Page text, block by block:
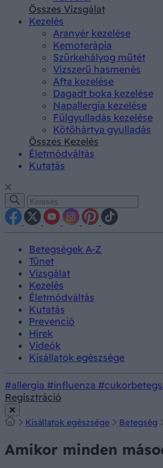
Összes Vizsgálat
Kezelés
Aranyér kezelése
Kemoterápia
Szürkehályog műtét
Vízszerű hasmenés
Afta kezelése
Dagadt boka kezelése
Napallergia kezelése
Fülgyulladás kezelése
Kötőhártya gyulladás
Összes Kezelés
Életmódváltás
Kutatás
Betegségek A-Z
Tünet
Vizsgálat
Kezelés
Életmódváltás
Kutatás
Prevenció
Hírek
Videók
Kisállatok egészsége
#allergia #influenza
Regisztráció
Kisállatok egészsége Betegség
Amikor minden